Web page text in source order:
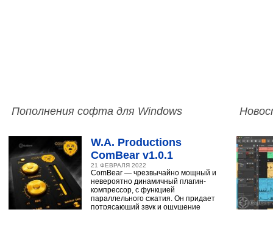
Пополнения софта для Windows
W.A. Productions
ComBear v1.0.1
21 ФЕВРАЛЯ 2022
ComBear — чрезвычайно мощный и
невероятно динамичный плагин-
компрессор, с функцией
параллельного сжатия. Он придает
потрясающий звук и ощущение